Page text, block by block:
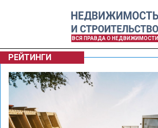
ВСЯ ПРАВДА О НЕДВИЖИМОСТИ
РЕЙТИНГИ